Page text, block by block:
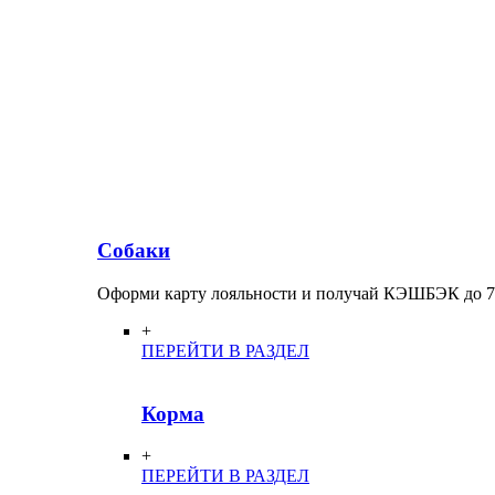
Собаки
Оформи карту лояльности и получай КЭШБЭК до
+
ПЕРЕЙТИ В РАЗДЕЛ
Корма
+
ПЕРЕЙТИ В РАЗДЕЛ